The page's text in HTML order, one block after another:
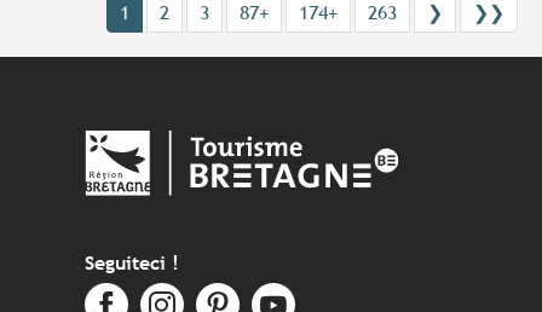
1 2 3 87+ 174+ 263 ❯ ❯❯
Seguiteci !